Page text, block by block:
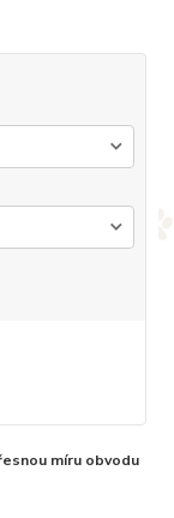
míru obvodu